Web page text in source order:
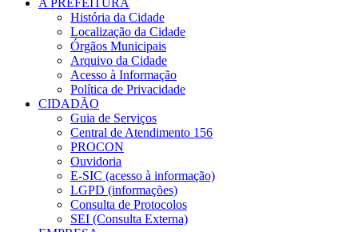
A PREFEITURA
História da Cidade
Localização da Cidade
Órgãos Municipais
Arquivo da Cidade
Acesso à Informação
Política de Privacidade
CIDADÃO
Guia de Serviços
Central de Atendimento 156
PROCON
Ouvidoria
E-SIC (acesso à informação)
LGPD (informações)
Consulta de Protocolos
SEI (Consulta Externa)